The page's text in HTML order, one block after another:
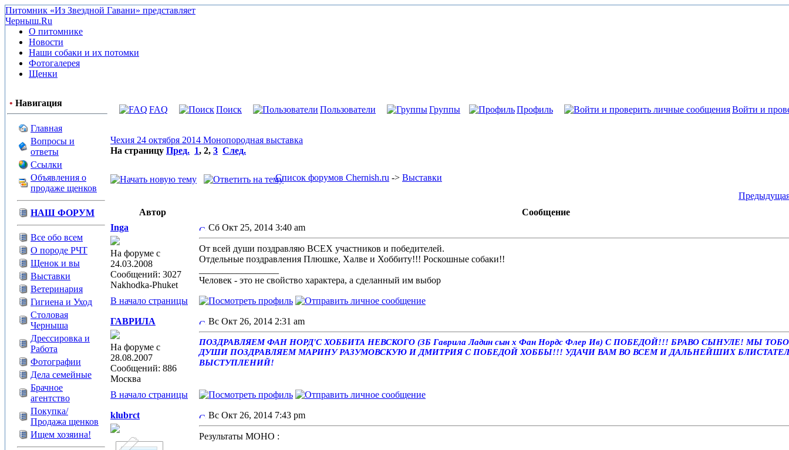
Питомник «Из Звездной Гавани» представляет
Черныш.Ru
О питомнике
Новости
Наши собаки и их потомки
Фотогалерея
Щенки
• Навигация
Главная
Вопросы и
ответы
Ссылки
Объявления о
продаже щенков
НАШ ФОРУМ
Все обо всем
О породе РЧТ
Щенок и вы
Выставки
Ветеринария
Гигиена и Уход
Столовая
Черныша
Дрессировка и
Работа
Фотографии
Дела семейные
Брачное
агентство
Покупка/
Продажа щенков
Ищем хозяина!
FAQ Поиск Пользователи Группы Профиль Войти и
Чехия 24 октября 2014 Монопородная выставка
На страницу Пред. 1, 2, 3 След.
Список форумов Chernish.ru -> Выставки
Автор
Сообщение
Inga
На форуме с
24.03.2008
Сообщений: 3027
Nakhodka-Phuket
Сб Окт 25, 2014 3:40 am
От всей души поздравляю ВСЕХ участников и победителей.
Отдельные поздравления Плюшке, Халве и Хоббиту!!! Роскошные собаки!!
Человек - это не свойство характера, а сделанный им выбор
В начало страницы
ГАВРИЛА
На форуме с
28.08.2007
Сообщений: 886
Москва
Вс Окт 26, 2014 2:31 am
ПОЗДРАВЛЯЕМ ФАН НОРД'С ХОББИТА НЕВСКОГО (ЗБ Гаврила Ладин сын х Фан Нордс Флер Ив) С ПОБЕДОЙ!!! БРАВО СЫНУЛЕ! МЫ
ДУШИ ПОЗДРАВЛЯЕМ МАРИНУ РАЗУМОВСКУЮ И ДМИТРИЯ С ПОБЕДОЙ ХОББЫ!!! УДАЧИ ВАМ ВО ВСЕМ И ДАЛЬНЕЙШИХ
ВЫСТУПЛЕНИЙ!
В начало страницы
klubrct Вс Окт 26, 2014 7:43 pm
Результаты МОНО :